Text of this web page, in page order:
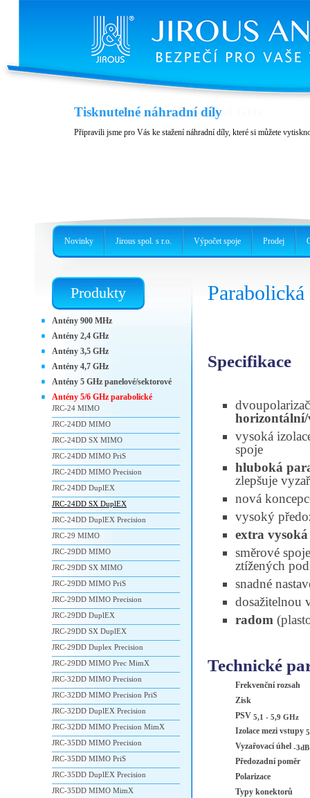
Ochrana proti sněhu pro 60 GHz
2 nové modely pro UBNT AF60 LR nebo pro AF60 a GBE-LR
Tisknutelné náhradní díly
Připravili jsme pro Vás ke stažení náhradní díly, které si můžete
Specifikace
vysoká
spoje
hluboká
zlepšuje
nová
vysoký
extra
směrové
ztížených
snadné
dosažitelnou
radom
Technické
Frekvenční rozsah
Zisk
PSV 5,1 - 5,9 GHz
Izolace mezi vstupy
Vyzařovací úhel -3dB
Předozadní poměr
Polarizace
Typy konektorů
Produkty
Antény 900 MHz
Antény 2,4 GHz
Antény 3,5 GHz
Antény 4,7 GHz
Antény 5 GHz panelové/sektorové
Antény 5/6 GHz parabolické
JRC-24 MIMO
JRC-24DD MIMO
JRC-24DD SX MIMO
JRC-24DD MIMO PriS
JRC-24DD MIMO Precision
JRC-24DD DuplEX
JRC-24DD SX DuplEX
JRC-24DD DuplEX Precision
JRC-29 MIMO
JRC-29DD MIMO
JRC-29DD SX MIMO
JRC-29DD MIMO PriS
JRC-29DD MIMO Precision
JRC-29DD DuplEX
JRC-29DD SX DuplEX
JRC-29DD Duplex Precision
JRC-29DD MIMO Prec MimX
JRC-32DD MIMO Precision
JRC-32DD MIMO Precision PriS
JRC-32DD DuplEX Precision
JRC-32DD MIMO Precision MimX
JRC-35DD MIMO Precision
JRC-35DD MIMO PriS
JRC-35DD DuplEX Precision
JRC-35DD MIMO MimX
Novinky Jirous spol. s r.o. Výpočet spoje Prodej